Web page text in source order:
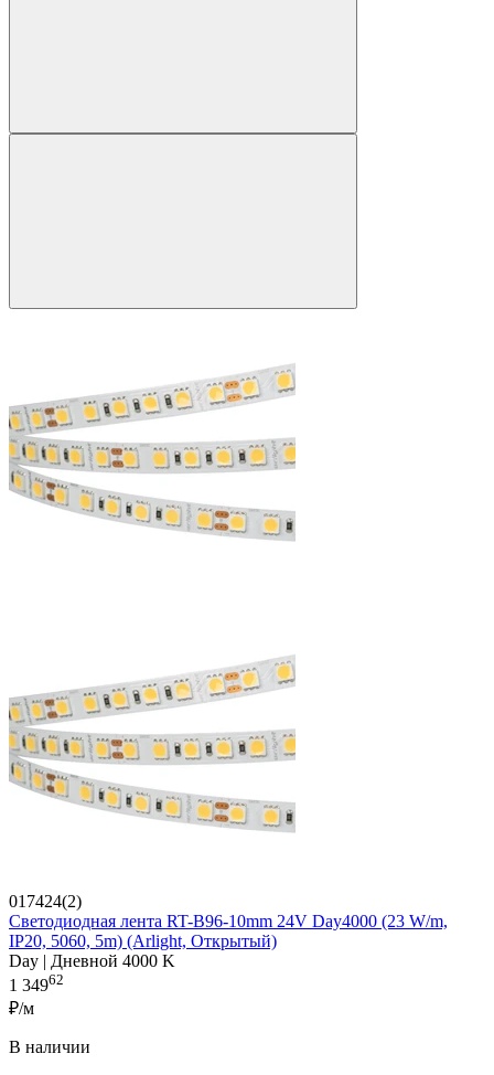
017424(2)
Светодиодная лента RT-B96-10mm 24V Day4000 (23 W/m,
IP20, 5060, 5m) (Arlight, Открытый)
Day | Дневной 4000 K
1 34962
₽/м
В наличии